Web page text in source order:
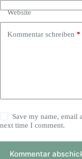
Website
Kommentar schreiben *
Save my name, email
next time I comment.
Kommentar